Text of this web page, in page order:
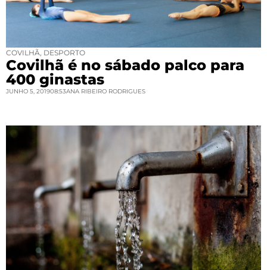
COVILHÃ DESPORTO
Covilhã é no sábado palco para
400 ginastas
JUNHO 5, 201908:53ANA RIBEIRO RODRIGUES